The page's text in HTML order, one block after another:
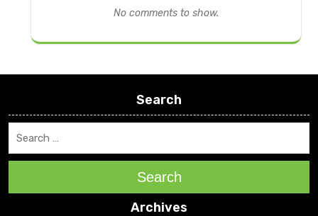
No comments to show.
Search
Search
Archives